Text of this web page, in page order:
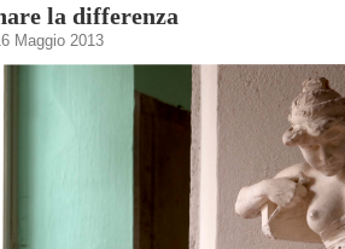
la differenza
Maggio 2013